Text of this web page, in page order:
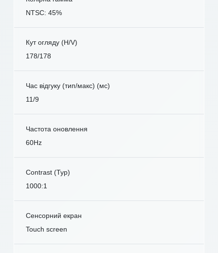
NTSC: 45%
Кут огляду (H/V)
178/178
Час відгуку (тип/макс) (мс)
11/9
Частота оновлення
60Hz
Contrast (Typ)
1000:1
Сенсорний екран
Touch screen